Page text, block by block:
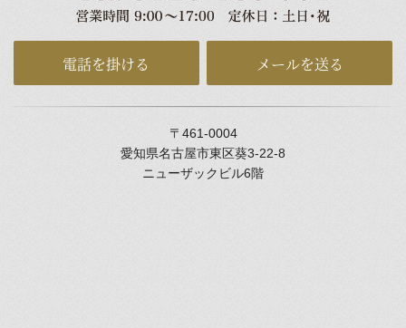
電話を掛ける メールを送る
〒461-0004
愛知県名古屋市東区葵3-22-8
ニューザックビル6階